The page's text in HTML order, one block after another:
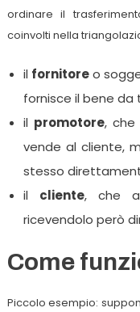
ordinare il
coinvolti nella
il fornitoreo
fornisce il bene da
il promotore, che
vende al cliente,
stesso
il cliente, che
ricevendolo però
Come
Piccolo esempio: